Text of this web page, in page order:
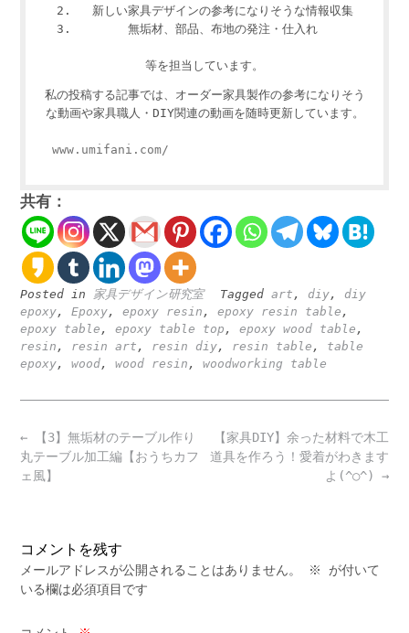
新しい家具デザインの参考になりそうな情報収集
無垢材、部品、布地の発注・仕入れ
等を担当しています。
私の投稿する記事では、オーダー家具製作の参考になりそう
な動画や家具職人・DIY関連の動画を随時更新しています。
www.umifani.com/
共有：
Posted in 家具デザイン研究室 Tagged art , diy, diy
epoxy, Epoxy, epoxy resin , epoxy resin table ,
epoxy table , epoxy table top , epoxy wood table ,
resin , resin art , resin diy, resin table , table
epoxy, wood, wood resin , woodworking table
Post
navigation
【家具DIY】余った材料で木工
道具を作ろう！愛着がわきます
よ(^○^) →
← 【3】無垢材のテーブル作り
丸テーブル加工編【おうちカフ
ェ風】
コメントを残す
メールアドレスが公開されることはありません。 ※
が付いて
いる欄は必須項目です